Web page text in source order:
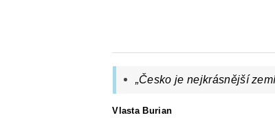
„Česko je nejkrásnější
Vlasta Burian